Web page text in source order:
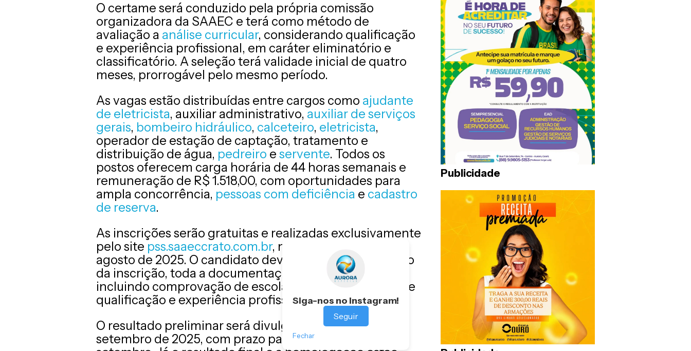
O certame será conduzido pela própria comissão
organizadora da SAAEC e terá como método de
avaliação a análise curricular, considerando qualificação
e experiência profissional, em caráter eliminatório e
classificatório. A seleção terá validade inicial de quatro
meses, prorrogável pelo mesmo período.
As vagas estão distribuídas entre cargos como ajudante
de eletricista, auxiliar administrativo, auxiliar de serviços
gerais, bombeiro hidráulico, calceteiro, eletricista,
operador de estação de captação, tratamento e
distribuição de água, pedreiro e servente. Todos os
postos oferecem carga horária de 44 horas semanais e
remuneração de R$ 1.518,00, com oportunidades para
ampla concorrência, pessoas com deficiência e cadastro
de reserva.
As inscrições serão gratuitas e realizadas exclusivamente
pelo site pss.saaeccrato.com.br, no período de 11 a 13 de
agosto de 2025. O candidato deverá encaminhar, no ato
da inscrição, toda a documentação prevista no edital,
incluindo comprovação de escolaridade, certificados de
qualificação e experiência profissional.
O resultado preliminar será divulgado no dia 5 de
setembro de 2025, com prazo para recursos em 8 de
Siga-nos no Instagram!
Seguir
Fechar
Publicidade